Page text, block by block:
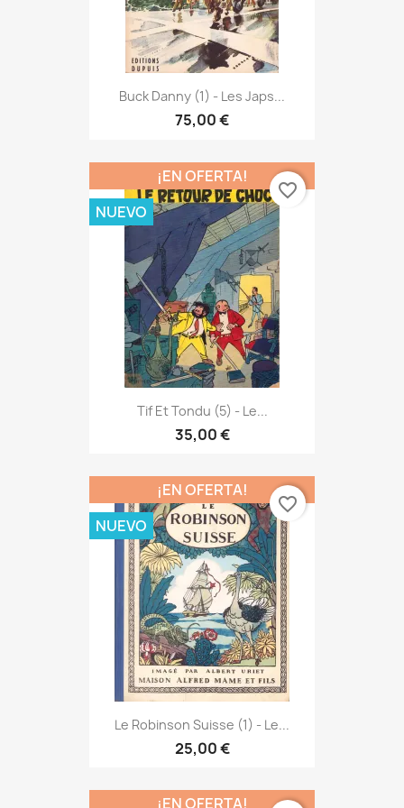
Buck Danny (1) - Les Japs...
75,00 €
Tif Et Tondu (5) - Le...
35,00 €
¡EN OFERTA!
NUEVO
favorite_border
Le Robinson Suisse (1) - Le...
25,00 €
¡EN OFERTA!
NUEVO
favorite_border
¡EN OFERTA!